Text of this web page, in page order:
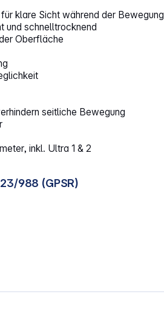
klare Sicht während der Bewegung
und schnelltrocknend
Oberfläche
seitliche Bewegung
inkl. Ultra 1 & 2
988 (GPSR)